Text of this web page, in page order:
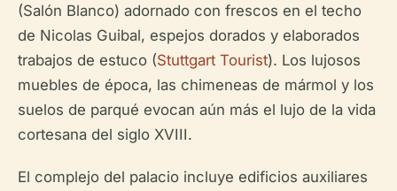
(Salón Blanco) adornado con frescos en el techo
de Nicolas Guibal, espejos dorados y elaborados
trabajos de estuco (Stuttgart Tourist). Los lujosos
muebles de época, las chimeneas de mármol y los
suelos de parqué evocan aún más el lujo de la vida
cortesana del siglo XVIII.
El complejo del palacio incluye edificios auxiliares